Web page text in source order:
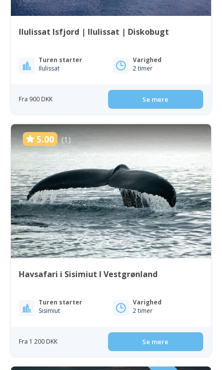
Ilulissat Isfjord | Ilulissat | Diskobugt
Turen starter
Ilulissat
Varighed
2 timer
Fra 900 DKK Se mere
5.00 (1)
Havsafari i Sisimiut I Vestgrønland
Turen starter
Sisimiut
Varighed
2 timer
Fra 1 200 DKK Se mere